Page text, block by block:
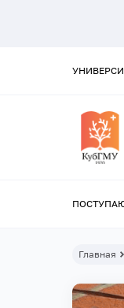
Главная